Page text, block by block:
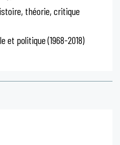
théorie, critique
et politique (1968-2018)